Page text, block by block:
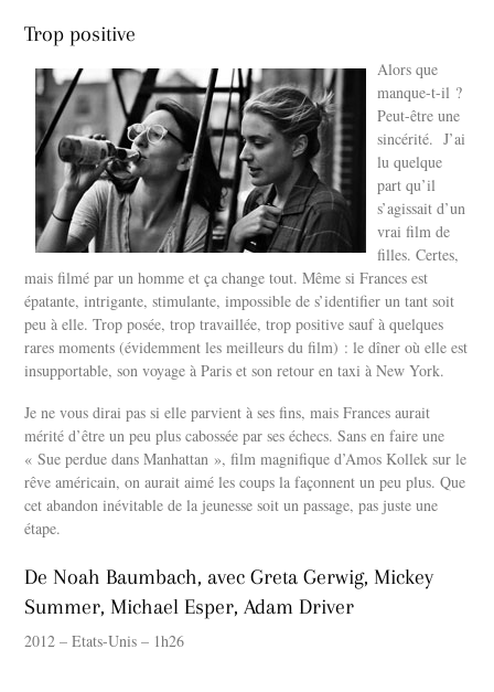
Trop positive
Alors que
manque-t-il ?
Peut-être une
sincérité. J’ai
lu quelque
part qu’il
s’agissait d’un
vrai film de
filles. Certes,
mais filmé par un homme et ça change tout. Même si Frances est
épatante, intrigante, stimulante, impossible de s’identifier un tant soit
peu à elle. Trop posée, trop travaillée, trop positive sauf à quelques
rares moments (évidemment les meilleurs du film) : le dîner où elle est
insupportable, son voyage à Paris et son retour en taxi à New York.
Je ne vous dirai pas si elle parvient à ses fins, mais Frances aurait
mérité d’être un peu plus cabossée par ses échecs. Sans en faire une
« Sue perdue dans Manhattan », film magnifique d’Amos Kollek sur le
rêve américain, on aurait aimé les coups la façonnent un peu plus. Que
cet abandon inévitable de la jeunesse soit un passage, pas juste une
étape.
De Noah Baumbach, avec Greta Gerwig, Mickey
Summer, Michael Esper, Adam Driver
2012 – Etats-Unis – 1h26